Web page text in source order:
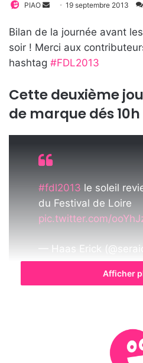
PIAO
v
o
y
n
c
u
r
i
e
19 septembre 2013
Bilan de la journée avant
soir ! Merci aux
hashtag #FDL2013
Cette deuxième
de marque dés
#fdl2013 le soleil
du Festival de Loire
pic.twitter.com/
— Haas Erick
19, 2013
Afficher